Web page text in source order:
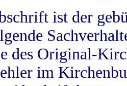
ist der
des Original-
im